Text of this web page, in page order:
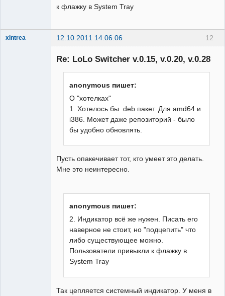
к флажку в System Tray
12
xintrea 12.10.2011 14:06:06
Re: LoLo Switcher v.0.15, v.0.20, v.0.28
anonymous пишет:
О "хотелках"
1. Хотелось бы .deb пакет. Для amd64 и
i386. Может даже репозиторий - было
бы удобно обновлять.
Пусть опакечивает тот, кто умеет это делать.
Мне это неинтересно.
anonymous пишет:
2. Индикатор всё же нужен. Писать его
наверное не стоит, но "подцепить" что
либо существующее можно.
Пользователи привыкли к флажку в
System Tray
Так цепляется системный индикатор. У меня в